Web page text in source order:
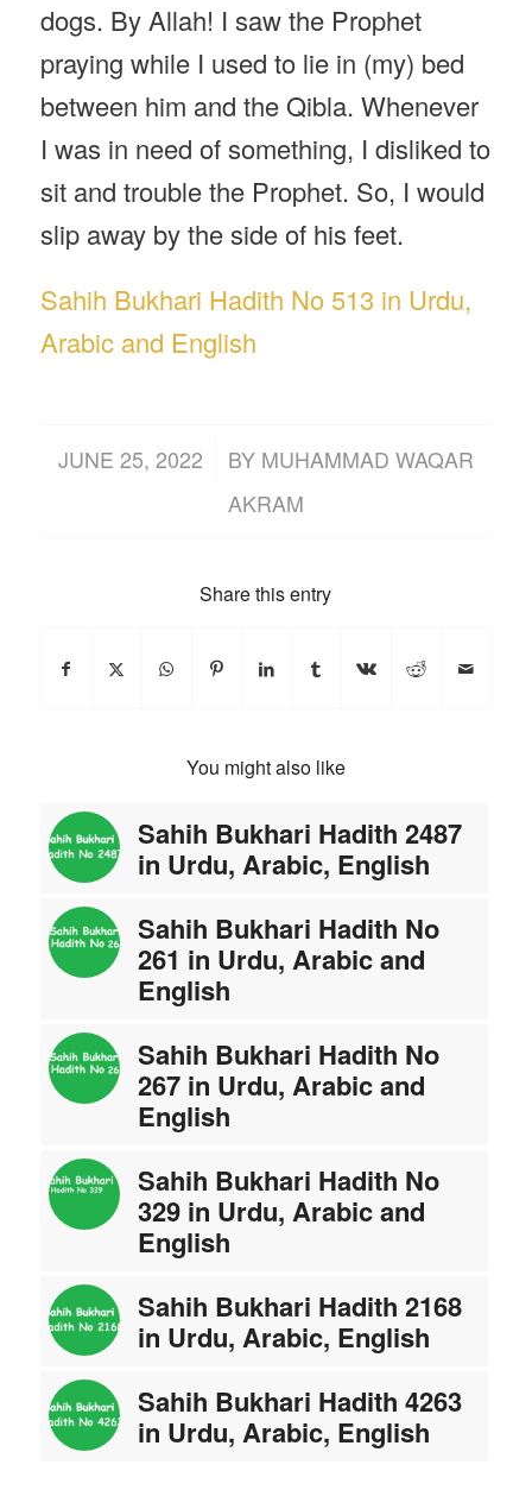
dogs. By Allah! I saw the Prophet
praying while I used to lie in (my) bed
between him and the Qibla. Whenever
I was in need of something, I disliked to
sit and trouble the Prophet. So, I would
slip away by the side of his feet.
Sahih Bukhari Hadith No 513 in Urdu,
Arabic and English
JUNE 25, 2022
/ BY MUHAMMAD WAQAR
AKRAM
Share this entry
You might also like
Sahih Bukhari Hadith 2487
in Urdu, Arabic, English
Sahih Bukhari Hadith No
261 in Urdu, Arabic and
English
Sahih Bukhari Hadith No
267 in Urdu, Arabic and
English
Sahih Bukhari Hadith No
329 in Urdu, Arabic and
English
Sahih Bukhari Hadith 2168
in Urdu, Arabic, English
Sahih Bukhari Hadith 4263
in Urdu, Arabic, English